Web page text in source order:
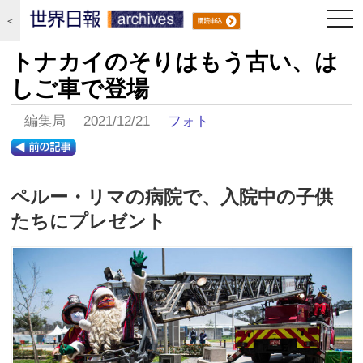
＜
トナカイのそりはもう古い、は
しご車で登場
編集局 2021/12/21 フォト
ペルー・リマの病院で、入院中の子供
たちにプレゼント